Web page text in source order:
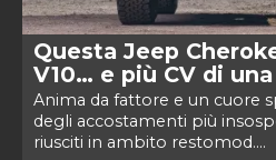
Questa Jeep
V10… e più CV di una
Anima da fattore e un cuore
degli accostamenti più
riusciti in ambito restomod....